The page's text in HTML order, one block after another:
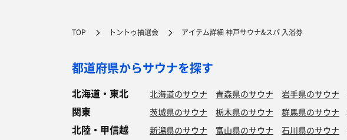
TOP トントゥ抽選会 アイテム詳細 神戸サウナ&スパ 入浴券
都道府県からサウナを探す
北海道・東北 北海道のサウナ 青森県のサウナ 岩手県のサウナ
関東 茨城県のサウナ 栃木県のサウナ 群馬県のサウナ
北陸・甲信越 新潟県のサウナ 富山県のサウナ 石川県のサウナ